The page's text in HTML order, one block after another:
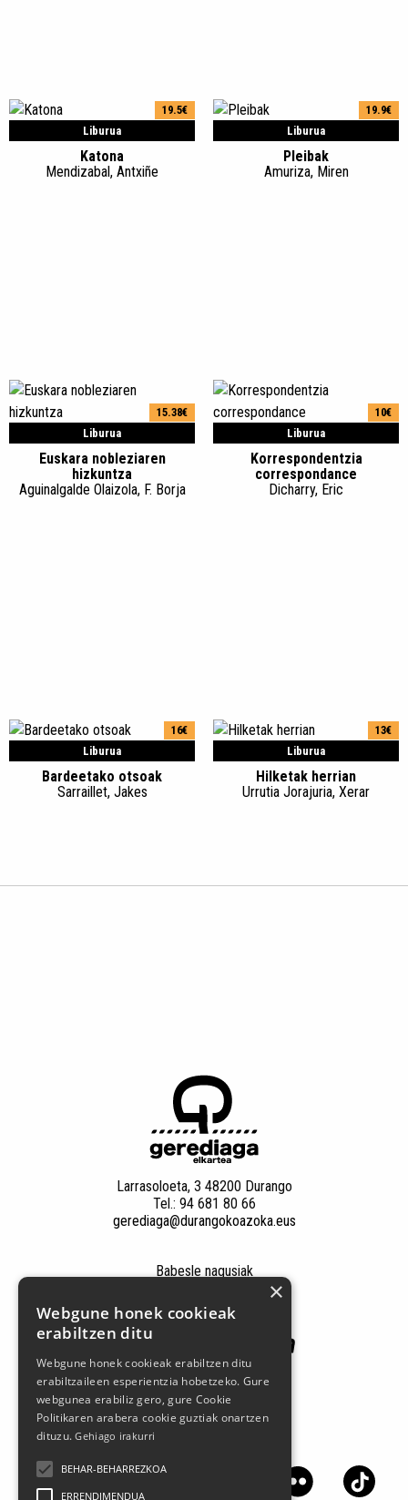
Liburua
19.5€
Katona
Mendizabal, Antxiñe
Liburua
19.9€
Pleibak
Amuriza, Miren
Liburua
15.38€
Euskara nobleziaren
hizkuntza
Aguinalgalde Olaizola, F. Borja
Liburua
10€
Korrespondentzia
correspondance
Dicharry, Eric
Liburua
16€
Bardeetako otsoak
Sarraillet, Jakes
Liburua
13€
Hilketak herrian
Urrutia Jorajuria, Xerar
Larrasoloeta, 3 48200 Durango
Tel.: 94 681 80 66
gerediaga@durangokoazoka.eus
Babesle nagusiak
Jarrai gaitzazu sare sozialetan
×
Webgune honek cookieak
erabiltzen ditu
Webgune honek cookieak erabiltzen ditu
erabiltzaileen esperientzia hobetzeko. Gure
webgunea erabiliz gero, gure Cookie
Politikaren arabera cookie guztiak onartzen
dituzu.Gehiago irakurri
BEHAR-BEHARREZKOA
ERRENDIMENDUA